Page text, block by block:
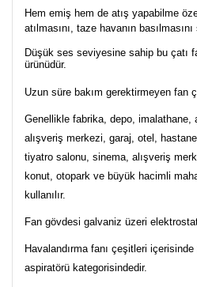
Hem emiş hem de atış yapabilme
atılmasını, taze havanın basılmasını
Düşük ses seviyesine sahip bu çatı
ürünüdür.
Uzun süre bakım gerektirmeyen fan
Genellikle fabrika, depo, imalathane,
alışveriş merkezi, garaj, otel,
tiyatro salonu, sinema, alışveriş
konut, otopark ve büyük hacimli
kullanılır.
Fan gövdesi galvaniz üzeri
Havalandırma fanı çeşitleri
aspiratörü kategorisindedir.